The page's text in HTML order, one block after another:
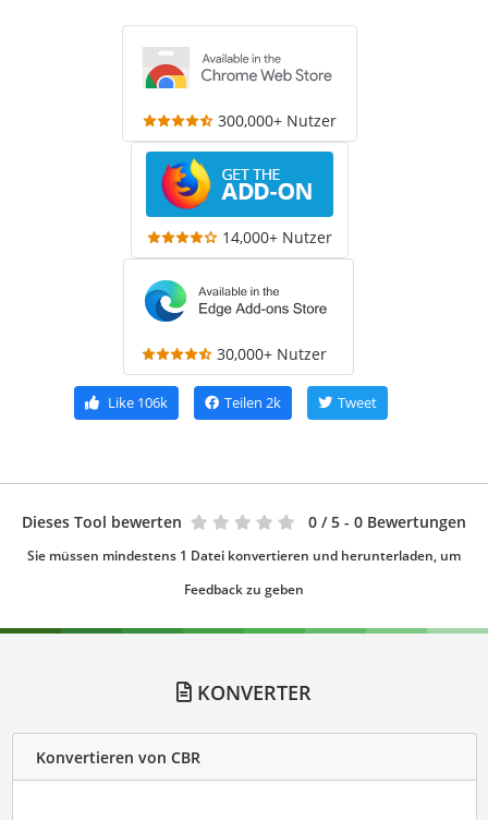
300,000+ Nutzer
14,000+ Nutzer
30,000+ Nutzer
Like 106k Teilen 2k Tweet
Dieses Tool bewerten 0 / 5 - 0 Bewertungen
Sie müssen mindestens 1 Datei konvertieren und herunterladen, um
Feedback zu geben
KONVERTER
Konvertieren von CBR